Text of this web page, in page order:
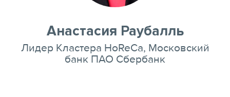
Анастасия Раубалль
Лидер Кластера HoReCa, Московский
банк ПАО Сбербанк